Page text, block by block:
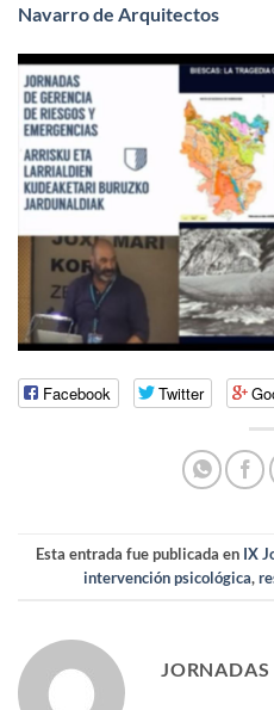
Navarro de Arquitectos
Facebook Twitter
Esta entrada fue publicada en IX
intervención psicológica,
JORNADAS